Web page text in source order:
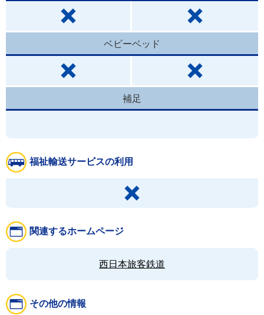
ベビーベッド
補足
福祉輸送サービスの利用
関連するホームページ
西日本旅客鉄道
その他の情報